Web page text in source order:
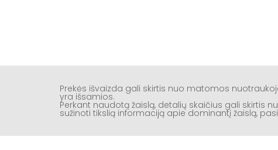
Prekės išvaizda gali skirtis nuo matomos
yra išsamios.
Perkant naudotą žaislą, detalių skaičius gali skirtis
sužinoti tikslią informaciją apie dominantį žaislą,